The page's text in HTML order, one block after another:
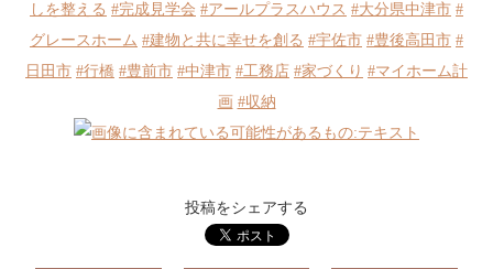
しを整える #完成見学会 #アールプラスハウス #大分県中津市 #
グレースホーム #建物と共に幸せを創る #宇佐市 #豊後高田市 #
日田市 #行橋 #豊前市 #中津市 #工務店 #家づくり #マイホーム計
画 #収納
投稿をシェアする